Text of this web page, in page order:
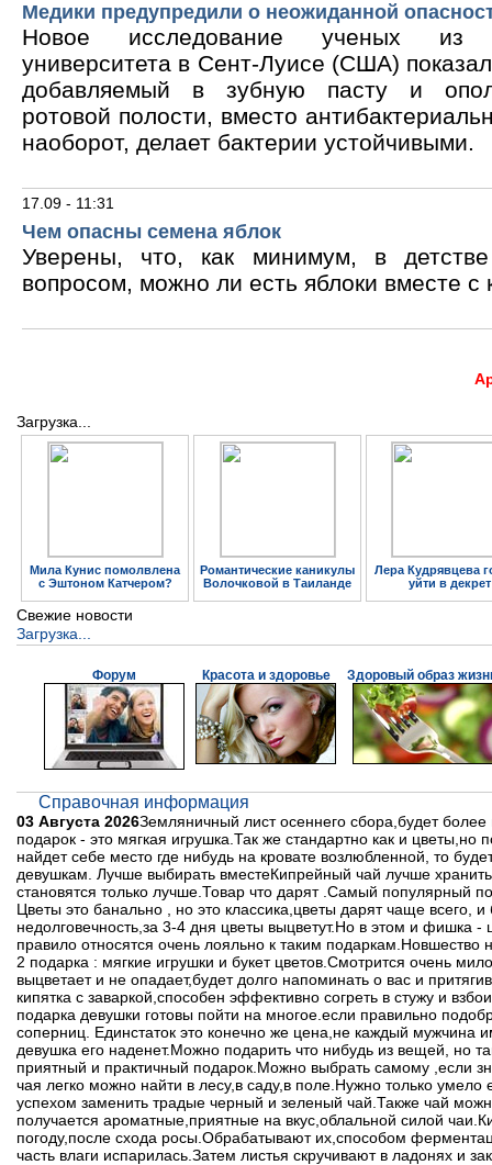
Медики предупредили о неожиданной
Новое исследование ученых из
университета в Сент-Луисе (США)
добавляемый в зубную пасту и
ротовой полости, вместо
наоборот, делает бактерии устойчивыми.
17.09 - 11:31
Чем опасны семена яблок
Уверены, что, как минимум, в
вопросом, можно ли есть яблоки вместе с
Загрузка...
Мила Кунис помолвлена
с Эштоном Катчером?
Романтические каникулы
Волочковой в Таиланде
Лера Кудрявцева
уйти в декрет
Свежие новости
Загрузка...
Форум Красота и здоровье Здоровый образ
Справочная информация
03 Августа 2026Земляничный лист осеннего сбора,будет
подарок - это мягкая игрушка.Так же стандартно как и
найдет себе место где нибудь на кровате возлюбленной, то
девушкам. Лучше выбирать вместеКипрейный чай лучше
становятся только лучше.Товар что дарят .Самый популярный
Цветы это банально , но это классика,цветы дарят чаще всего,
недолговечность,за 3-4 дня цветы выцветут.Но в этом и фишка
правило относятся очень лояльно к таким
2 подарка : мягкие игрушки и букет цветов.Смотрится очень
выцветает и не опадает,будет долго напоминать о вас и
кипятка с заваркой,способен эффективно согреть в стужу и
подарка девушки готовы пойти на многое.если правильно
соперниц. Единстаток это конечно же цена,не каждый мужчина
девушка его наденет.Можно подарить что нибудь из вещей, но
приятный и практичный подарок.Можно выбрать самому ,если
чая легко можно найти в лесу,в саду,в поле.Нужно только
успехом заменить традые черный и зеленый чай.Также чай
получается ароматные,приятные на вкус,облальной силой
погоду,после схода росы.Обрабатывают их,способом
часть влаги испарилась.Затем листья скручивают в ладонях и